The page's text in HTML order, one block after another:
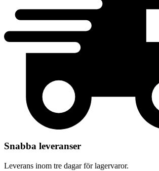
Snabba leveranser
Leverans inom tre dagar för lagervaror.